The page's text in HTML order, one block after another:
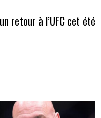
retour à l’UFC cet été